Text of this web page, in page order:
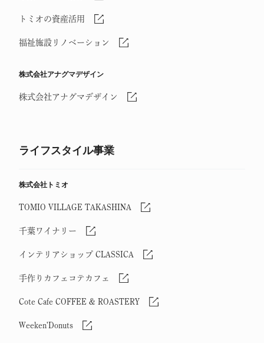
トミオの資産活用
福祉施設リノベーション
株式会社アナグマデザイン
株式会社アナグマデザイン
ライフスタイル事業
株式会社トミオ
TOMIO VILLAGE TAKASHINA
千葉ワイナリー
インテリアショップ CLASSICA
手作りカフェコテカフェ
Cote Cafe COFFEE & ROASTERY
Weeken'Donuts